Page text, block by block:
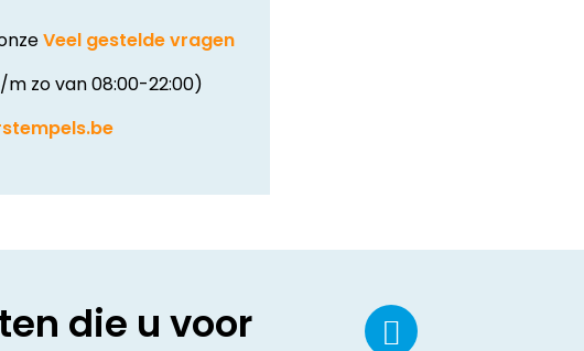
Veel gestelde vragen
zo van 08:00-22:00)
die u voor